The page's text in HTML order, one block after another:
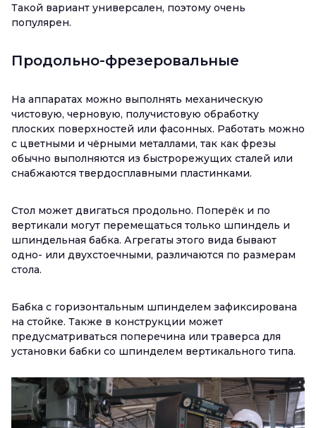
Такой вариант универсален, поэтому очень
популярен.
Продольно-фрезеровальные
На аппаратах можно выполнять механическую
чистовую, черновую, получистовую обработку
плоских поверхностей или фасонных. Работать можно
с цветными и чёрными металлами, так как фрезы
обычно выполняются из быстрорежущих сталей или
снабжаются твердосплавными пластинками.
Стол может двигаться продольно. Поперёк и по
вертикали могут перемещаться только шпиндель и
шпиндельная бабка. Агрегаты этого вида бывают
одно- или двухстоечными, различаются по размерам
стола.
Бабка с горизонтальным шпинделем зафиксирована
на стойке. Также в конструкции может
предусматриваться поперечина или траверса для
установки бабки со шпинделем вертикального типа.